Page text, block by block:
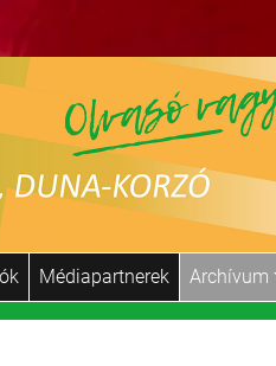
Médiapartnerek Archívum